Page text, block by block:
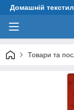
Домашній
Товари та